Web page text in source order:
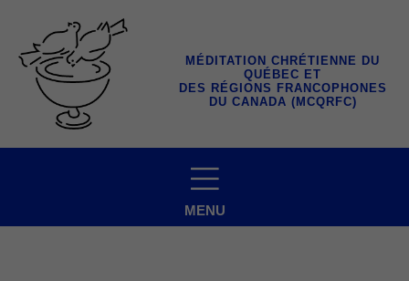
contenu
MÉDITATION CHRÉTIENNE DU
QUÉBEC ET
DES RÉGIONS FRANCOPHONES
DU CANADA (MCQRFC)
MENU